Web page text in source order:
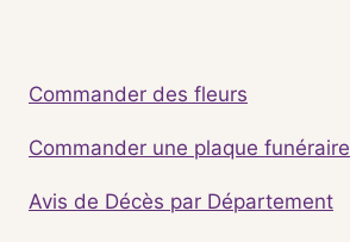
Commander des fleurs
Commander une plaque funéraire
Avis de Décès par Département